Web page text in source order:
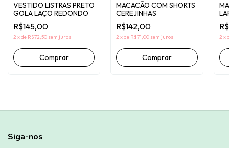
VESTIDO LISTRAS PRETO
GOLA LAÇO REDONDO
R$145,00
2 xde R$72,50 sem juros
Comprar
MACACÃO COM SHORTS
CEREJINHAS
R$142,00
2 xde R$71,00 sem juros
Comprar
2 x
Siga-nos